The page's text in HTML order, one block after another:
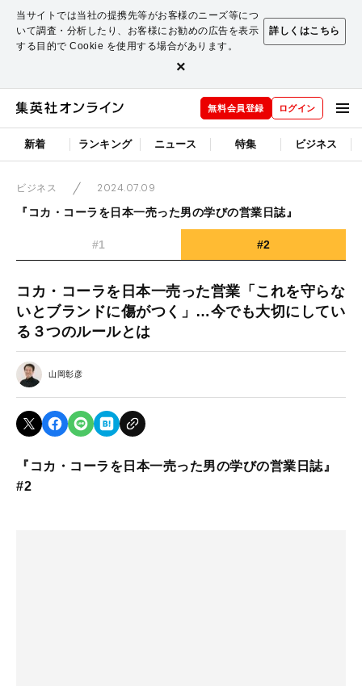
当サイトでは当社の提携先等がお客様のニーズ等につ
いて調査・分析したり、お客様にお勧めの広告を表示
する目的で Cookie を使用する場合があります。
詳しくはこちら
×
無料会員登録 ログイン
新着 ランキング ニュース 特集 ビジネス
ビジネス
2024.07.09
『コカ・コーラを日本一売った男の学びの営業日誌』
#1 #2
コカ・コーラを日本一売った営業「これを守らな
いとブランドに傷がつく」…今でも大切にしてい
る３つのルールとは
山岡彰彦
『コカ・コーラを日本一売った男の学びの営業日誌』
#2